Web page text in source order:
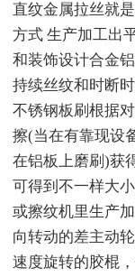
直纹金属拉丝就
方式 生产加工出
和装饰设计合金
持续丝纹和时断
不锈钢板刷根据
擦(当在有靠现设
在铝板上磨刷)获
可得到不一样大
或擦纹机里生产
向转动的差主动
速度旋转的胶棍